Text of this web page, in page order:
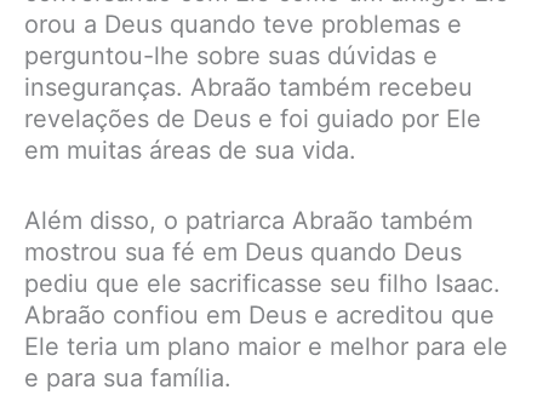
orou a Deus quando teve problemas e
perguntou-lhe sobre suas dúvidas e
inseguranças. Abraão também recebeu
revelações de Deus e foi guiado por Ele
em muitas áreas de sua vida.
Além disso, o patriarca Abraão também
mostrou sua fé em Deus quando Deus
pediu que ele sacrificasse seu filho Isaac.
Abraão confiou em Deus e acreditou que
Ele teria um plano maior e melhor para ele
e para sua família.